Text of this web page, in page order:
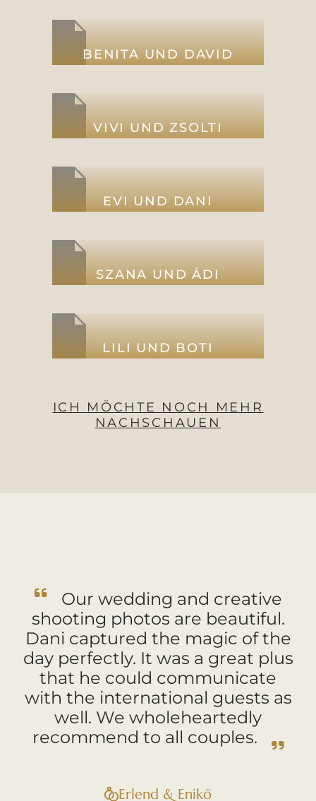
BENITA UND DAVID
VIVI UND ZSOLTI
EVI UND DANI
SZANA UND ÁDI
LILI UND BOTI
ICH MÖCHTE NOCH MEHR
NACHSCHAUEN
Our wedding and creative
shooting photos are beautiful.
Dani captured the magic of the
day perfectly. It was a great plus
that he could communicate
with the international guests as
well. We wholeheartedly
recommend to all couples.
Erlend & Enikő